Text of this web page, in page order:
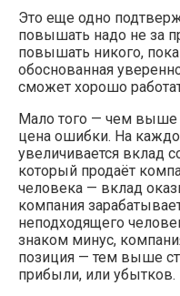
Это еще одно
повышать надо не за
повышать никого,
обоснованная
сможет хорошо
Мало того — чем выше
цена ошибки. На
увеличивается вклад
который продаёт
человека — вклад
компания
неподходящего
знаком минус,
позиция — тем выше
прибыли, или убытков.